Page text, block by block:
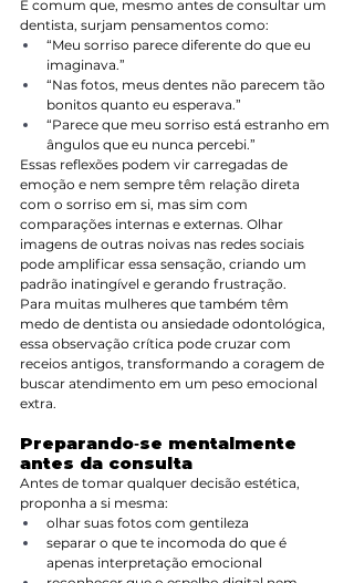
É comum que, mesmo antes de consultar um
dentista, surjam pensamentos como:
“Meu sorriso parece diferente do que eu
imaginava.”
“Nas fotos, meus dentes não parecem tão
bonitos quanto eu esperava.”
“Parece que meu sorriso está estranho em
ângulos que eu nunca percebi.”
Essas reflexões podem vir carregadas de
emoção e nem sempre têm relação direta
com o sorriso em si, mas sim com
comparações internas e externas. Olhar
imagens de outras noivas nas redes sociais
pode amplificar essa sensação, criando um
padrão inatingível e gerando frustração.
Para muitas mulheres que também têm
medo de dentista ou ansiedade odontológica,
essa observação crítica pode cruzar com
receios antigos, transformando a coragem de
buscar atendimento em um peso emocional
extra.
Preparando‑se mentalmente
antes da consulta
Antes de tomar qualquer decisão estética,
proponha a si mesma:
olhar suas fotos com gentileza
separar o que te incomoda do que é
apenas interpretação emocional